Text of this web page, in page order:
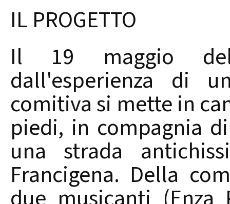
IL PROGETTO
Il 19 maggio
dall'esperienza di
comitiva si mette in
piedi, in compagnia
una strada
Francigena. Della